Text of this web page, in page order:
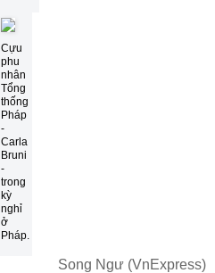
Cựu
phu
nhân
Tổng
thống
Pháp
-
Carla
Bruni
-
trong
kỳ
nghỉ
ở
Pháp.
Song Ngư (VnExpress)